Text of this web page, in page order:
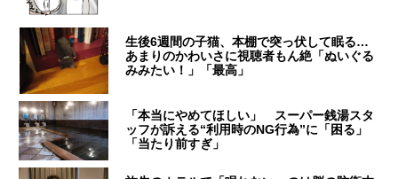
生後6週間の子猫、本棚で突っ伏して眠る…
あまりのかわいさに視聴者もん絶「ぬいぐる
みみたい！」「最高」
「本当にやめてほしい」 スーパー銭湯スタ
ッフが訴える“利用時のNG行為”に「困る」
「当たり前すぎ」